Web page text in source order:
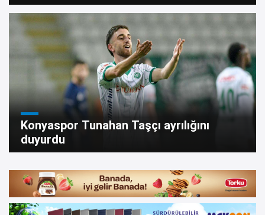
Konyaspor Tunahan Taşçı ayrılığını
duyurdu